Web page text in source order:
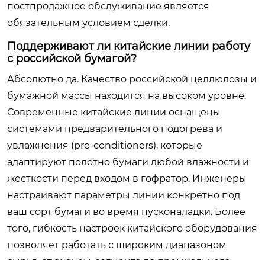
постпродажное обслуживание является
обязательным условием сделки.
Поддерживают ли китайские линии работу
с российской бумагой?
Абсолютно да. Качество российской целлюлозы и
бумажной массы находится на высоком уровне.
Современные китайские линии оснащены
системами предварительного подогрева и
увлажнения (pre-conditioners), которые
адаптируют полотно бумаги любой влажности и
жесткости перед входом в гофратор. Инженеры
настраивают параметры линии конкретно под
ваш сорт бумаги во время пусконаладки. Более
того, гибкость настроек китайского оборудования
позволяет работать с широким диапазоном